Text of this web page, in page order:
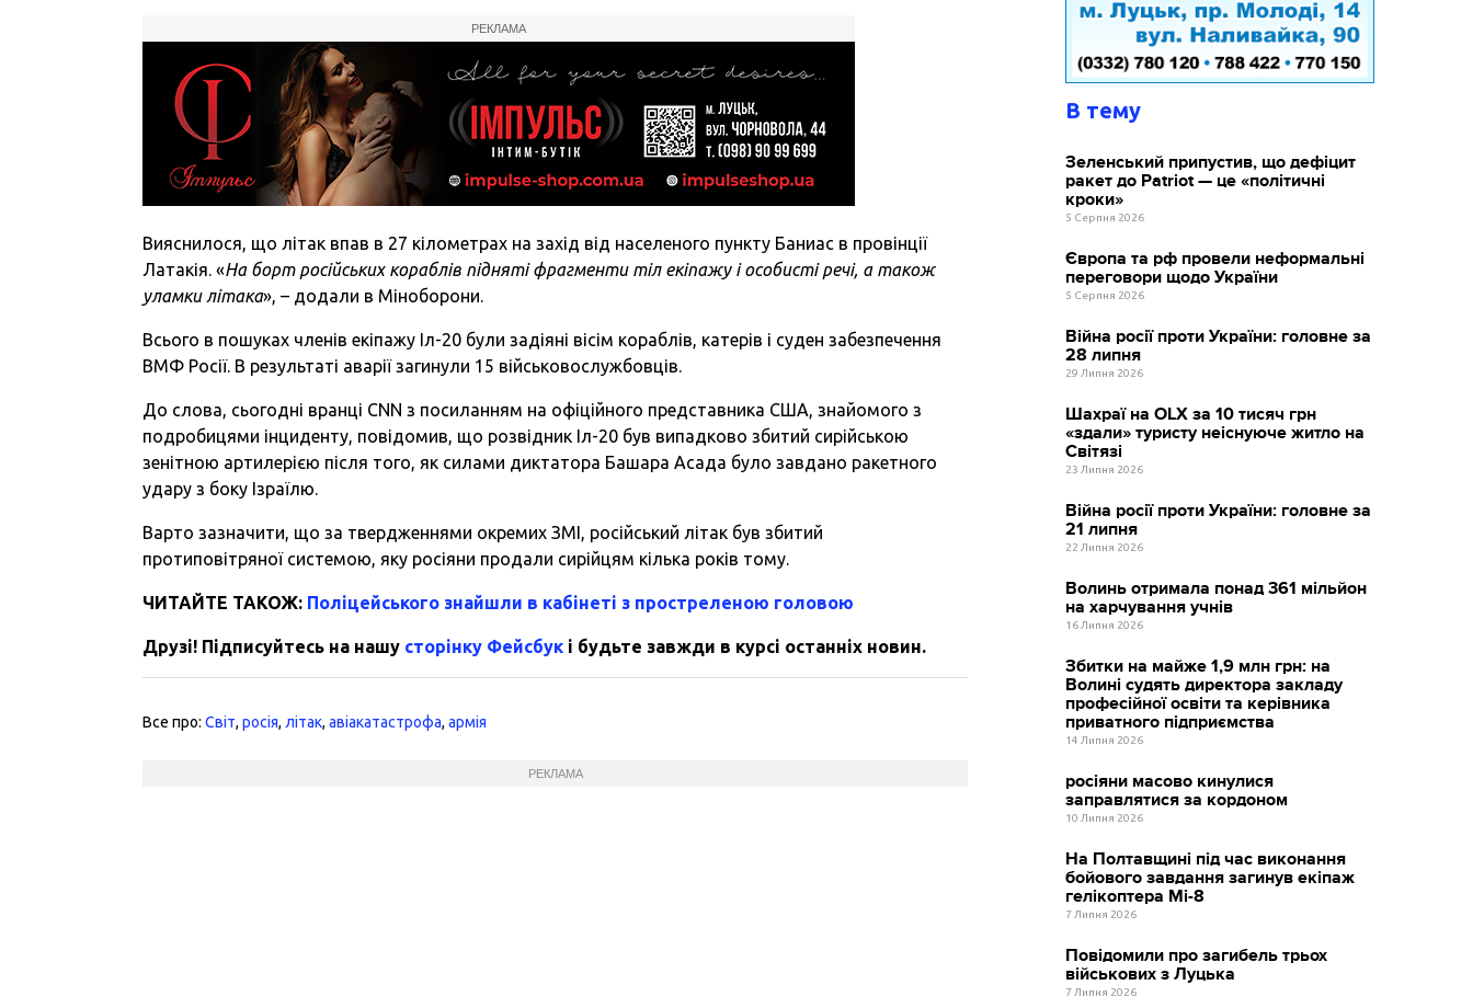
РЕКЛАМА
Вияснилося, що літак впав в 27 кілометрах на захід від населеного пункту Баниас в провінції
Латакія. «На борт російських кораблів підняті фрагменти тіл екіпажу і особисті речі, а також
уламки літака», – додали в Міноборони.
Всього в пошуках членів екіпажу Іл-20 були задіяні вісім кораблів, катерів і суден забезпечення
ВМФ Росії. В результаті аварії загинули 15 військовослужбовців.
До слова, сьогодні вранці CNN з посиланням на офіційного представника США, знайомого з
подробицями інциденту, повідомив, що розвідник Іл-20 був випадково збитий сирійською
зенітною артилерією після того, як силами диктатора Башара Асада було завдано ракетного
удару з боку Ізраїлю.
Варто зазначити, що за твердженнями окремих ЗМІ, російський літак був збитий
протиповітряної системою, яку росіяни продали сирійцям кілька років тому.
ЧИТАЙТЕ ТАКОЖ: Поліцейського знайшли в кабінеті з простреленою головою
Друзі! Підписуйтесь на нашу сторінку Фейсбук і будьте завжди в курсі останніх новин.
Все про:Світ,росія, літак,авіакатастрофа,армія
РЕКЛАМА
В тему
Зеленський припустив, що дефіцит
ракет до Patriot — це «політичні
кроки»
5 Серпня 2026
Європа та рф провели неформальні
переговори щодо України
5 Серпня 2026
Війна росії проти України: головне за
28 липня
29 Липня 2026
Шахраї на OLX за 10 тисяч грн
«здали» туристу неіснуюче житло на
Світязі
23 Липня 2026
Війна росії проти України: головне за
21 липня
22 Липня 2026
Волинь отримала понад 361 мільйон
на харчування учнів
16 Липня 2026
Збитки на майже 1,9 млн грн: на
Волині судять директора закладу
професійної освіти та керівника
приватного підприємства
14 Липня 2026
росіяни масово кинулися
заправлятися за кордоном
10 Липня 2026
На Полтавщині під час виконання
бойового завдання загинув екіпаж
гелікоптера Мі-8
7 Липня 2026
Повідомили про загибель трьох
військових з Луцька
7 Липня 2026